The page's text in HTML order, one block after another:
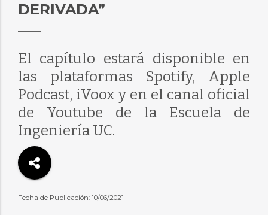
DERIVADA”
El capítulo estará disponible en
las plataformas Spotify, Apple
Podcast, iVoox y en el canal oficial
de Youtube de la Escuela de
Ingeniería UC.
Fecha de Publicación: 10/06/2021